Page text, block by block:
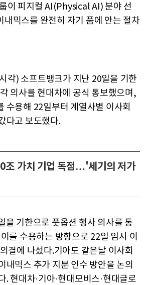
이 피지컬 AI(Physical AI) 분야 선
내믹스를 완전히 자기 품에 안는 절차
각) 소프트뱅크가 지난 20일을 기한
의사를 현대차에 공식 통보했으며,
수용해 22일부터 계열사별 이사회
다고 보도했다.
가치 기업 독점…'세기의 저가
을 기한으로 풋옵션 행사 의사를 통
를 수용하는 방향으로 22일 임시 이
결에 나섰다.기아도 같은날 이사회
내믹스 추가 지분 인수 방안을 논의
. 현대차·기아·현대모비스·현대글로